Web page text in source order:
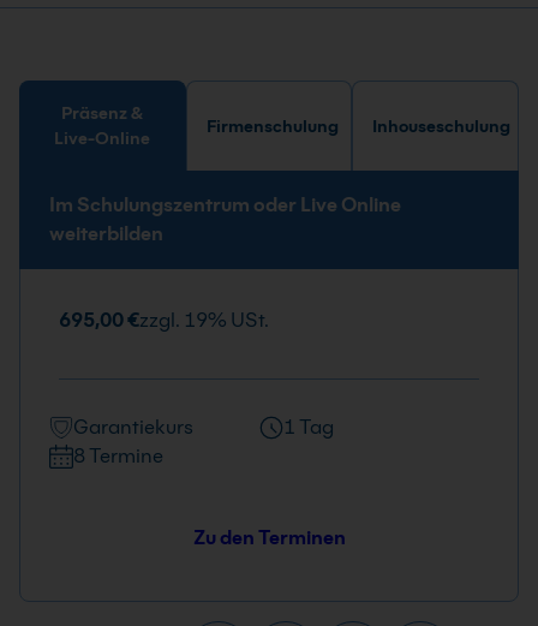
Präsenz &
Live-Online
Firmenschulung Inhouseschulung
Im Schulungszentrum oder Live Online
weiterbilden
695,00 €zzgl. 19% USt.
Garantiekurs
1 Tag
8 Termine
Zu den Terminen